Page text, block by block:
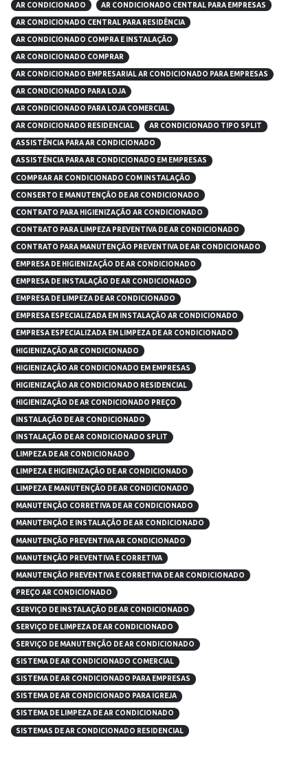
AR CONDICIONADO AR CONDICIONADO CENTRAL PARA EMPRESAS
AR CONDICIONADO CENTRAL PARA RESIDÊNCIA
AR CONDICIONADO COMPRA E INSTALAÇÃO
AR CONDICIONADO COMPRAR
AR CONDICIONADO EMPRESARIAL AR CONDICIONADO PARA EMPRESAS
AR CONDICIONADO PARA LOJA
AR CONDICIONADO PARA LOJA COMERCIAL
AR CONDICIONADO RESIDENCIAL AR CONDICIONADO TIPO SPLIT
ASSISTÊNCIA PARA AR CONDICIONADO
ASSISTÊNCIA PARA AR CONDICIONADO EM EMPRESAS
COMPRAR AR CONDICIONADO COM INSTALAÇÃO
CONSERTO E MANUTENÇÃO DE AR CONDICIONADO
CONTRATO PARA HIGIENIZAÇÃO AR CONDICIONADO
CONTRATO PARA LIMPEZA PREVENTIVA DE AR CONDICIONADO
CONTRATO PARA MANUTENÇÃO PREVENTIVA DE AR CONDICIONADO
EMPRESA DE HIGIENIZAÇÃO DE AR CONDICIONADO
EMPRESA DE INSTALAÇÃO DE AR CONDICIONADO
EMPRESA DE LIMPEZA DE AR CONDICIONADO
EMPRESA ESPECIALIZADA EM INSTALAÇÃO AR CONDICIONADO
EMPRESA ESPECIALIZADA EM LIMPEZA DE AR CONDICIONADO
HIGIENIZAÇÃO AR CONDICIONADO
HIGIENIZAÇÃO AR CONDICIONADO EM EMPRESAS
HIGIENIZAÇÃO AR CONDICIONADO RESIDENCIAL
HIGIENIZAÇÃO DE AR CONDICIONADO PREÇO
INSTALAÇÃO DE AR CONDICIONADO
INSTALAÇÃO DE AR CONDICIONADO SPLIT
LIMPEZA DE AR CONDICIONADO
LIMPEZA E HIGIENIZAÇÃO DE AR CONDICIONADO
LIMPEZA E MANUTENÇÃO DE AR CONDICIONADO
MANUTENÇÃO CORRETIVA DE AR CONDICIONADO
MANUTENÇÃO E INSTALAÇÃO DE AR CONDICIONADO
MANUTENÇÃO PREVENTIVA AR CONDICIONADO
MANUTENÇÃO PREVENTIVA E CORRETIVA
MANUTENÇÃO PREVENTIVA E CORRETIVA DE AR CONDICIONADO
PREÇO AR CONDICIONADO
SERVIÇO DE INSTALAÇÃO DE AR CONDICIONADO
SERVIÇO DE LIMPEZA DE AR CONDICIONADO
SERVIÇO DE MANUTENÇÃO DE AR CONDICIONADO
SISTEMA DE AR CONDICIONADO COMERCIAL
SISTEMA DE AR CONDICIONADO PARA EMPRESAS
SISTEMA DE AR CONDICIONADO PARA IGREJA
SISTEMA DE LIMPEZA DE AR CONDICIONADO
SISTEMAS DE AR CONDICIONADO RESIDENCIAL